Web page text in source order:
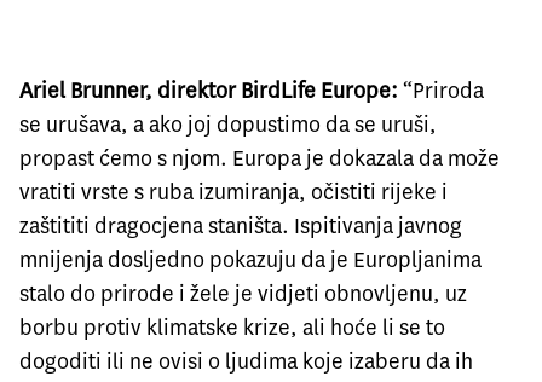
Ariel Brunner, direktor BirdLife Europe: “Priroda
se urušava, a ako joj dopustimo da se uruši,
propast ćemo s njom. Europa je dokazala da može
vratiti vrste s ruba izumiranja, očistiti rijeke i
zaštititi dragocjena staništa. Ispitivanja javnog
mnijenja dosljedno pokazuju da je Europljanima
stalo do prirode i žele je vidjeti obnovljenu, uz
borbu protiv klimatske krize, ali hoće li se to
dogoditi ili ne ovisi o ljudima koje izaberu da ih